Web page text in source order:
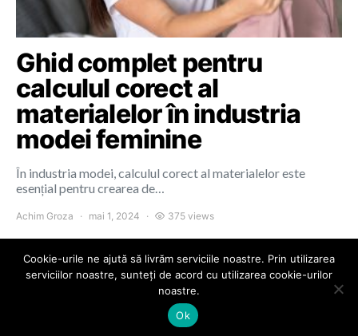
Ghid complet pentru
calculul corect al
materialelor în industria
modei feminine
În industria modei, calculul corect al materialelor este
esențial pentru crearea de…
Achim Groza mai 1, 2024 375 views
Colours of Cluj
Cookie-urile ne ajută să livrăm serviciile noastre. Prin utilizarea
serviciilor noastre, sunteți de acord cu utilizarea cookie-urilor
noastre.
Ok